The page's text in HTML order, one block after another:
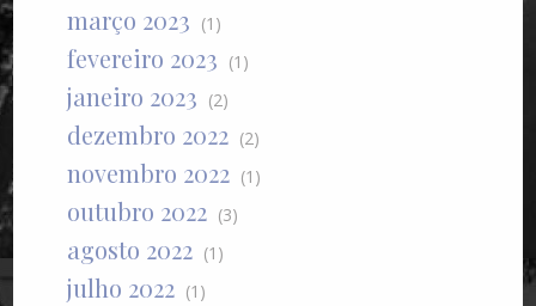
março 2023 (1)
fevereiro 2023 (1)
janeiro 2023 (2)
dezembro 2022 (2)
novembro 2022 (1)
outubro 2022 (3)
agosto 2022 (1)
julho 2022 (1)